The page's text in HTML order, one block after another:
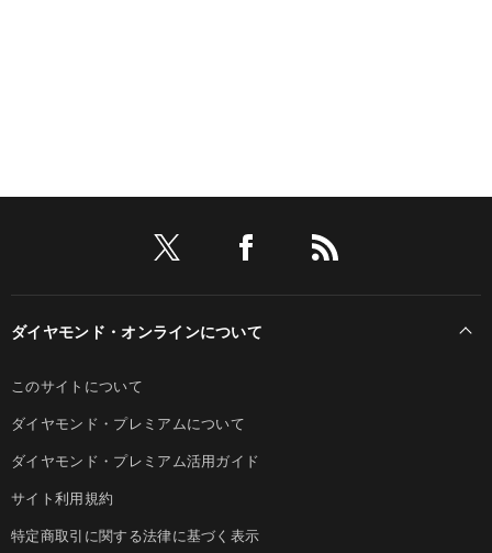
ダイヤモンド・オンラインについて
このサイトについて
ダイヤモンド・プレミアムについて
ダイヤモンド・プレミアム活用ガイド
サイト利用規約
特定商取引に関する法律に基づく表示